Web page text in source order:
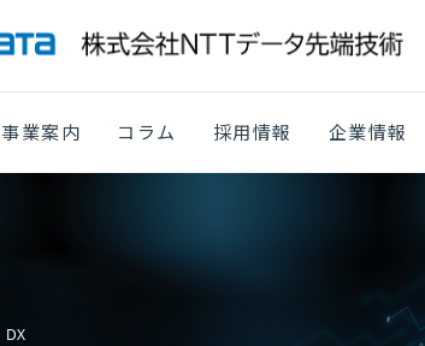
事業案内 コラム 採用情報 企業情報
DX